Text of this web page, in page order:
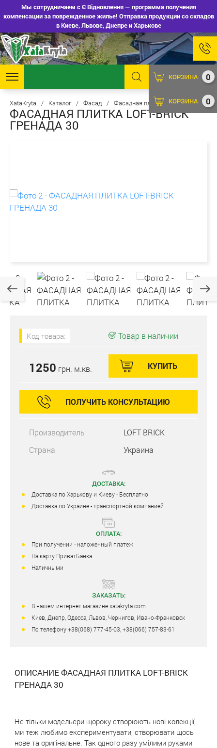
Мы сотрудничаем с Є Відновлення — программа получения
компенсации за поврежденное жилье! Отправка продукции со складов
в Киеве, Львове, Днепре и Харькове
0
КОРЗИНА
0
КОРЗИНА
XataKryta / Каталог / Фасад / Фасадная плитка
ФАСАДНАЯ ПЛИТКА LOFT-BRICK
ГРЕНАДА 30
Код товара: Товар в наличии
1250 грн. м.кв. КУПИТЬ
ПОЛУЧИТЬ КОНСУЛЬТАЦИЮ
Производитель
LOFT BRICK
Страна
Украина
ДОСТАВКА:
Доставка по Харькову и Киеву - Бесплатно
Доставка по Украине - транспортной компанией
ОПЛАТА:
При получении - наложенный платеж
На карту ПриватБанка
Наличными
ЗАКАЗАТЬ:
В нашем интернет магазине xatakryta.com
Киев, Днепр, Одесса, Львов, Чернигов, Ивано-Франковск
По телефону +38(068) 777-45-03, +38(066) 757-83-61
ОПИСАНИЕ ФАСАДНАЯ ПЛИТКА LOFT-BRICK
ГРЕНАДА 30
Не тільки модельєри щороку створюють нові колекції,
ми теж любимо експериментувати, створювати щось
нове та оригінальне. Так одного разу умілими руками